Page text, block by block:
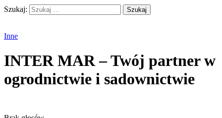
Szukaj:
Inne
INTER MAR – Twój partner w
ogrodnictwie i sadownictwie